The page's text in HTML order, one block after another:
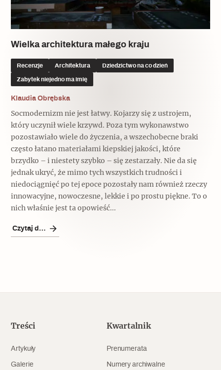
Kruchość rzeczy
Wywiady
Popularne
Dolnośląski Indiana Jones
Recenzje
Ulubieniec Fortuny
Dziedzictwo na co dzień
Jak wskrzesić smak
Ludzie
Popularne
Siostry rzeźbiarki
Jedźmy w Polskę!
Biskupin - rezerwat archeologiczny
Muzea od nowa
Popularne
Narodowego Muzeum Techniki
Polska ze smakiem
Kuchnia w Ostromecku: puder z
jarmużu, zupa z krwi
Zobacz również
Patronaty
MonumentApp
Mapa skojarzeń
Krakowskie Kawiarnie
Wielka architektura małego kraju
Recenzje Architektura Dziedzictwo na co dzień
Zabytek niejedno ma imię
Klaudia Obrębska
Socmodernizm nie jest łatwy. Kojarzy się z ustrojem,
który uczynił wiele krzywd. Poza tym wykonawstwo
pozostawiało wiele do życzenia, a wszechobecne braki
często łatano materiałami kiepskiej jakości, które
brzydko – i niestety szybko – się zestarzały. Nie da się
jednak ukryć, że mimo tych wszystkich trudności i
niedociągnięć po tej epoce pozostały nam również rzeczy
innowacyjne, nowoczesne, lekkie i po prostu piękne. To o
nich właśnie jest ta opowieść...
Czytaj dalej
Treści
Artykuły
Galerie
Kwartalnik
Prenumerata
Numery archiwalne